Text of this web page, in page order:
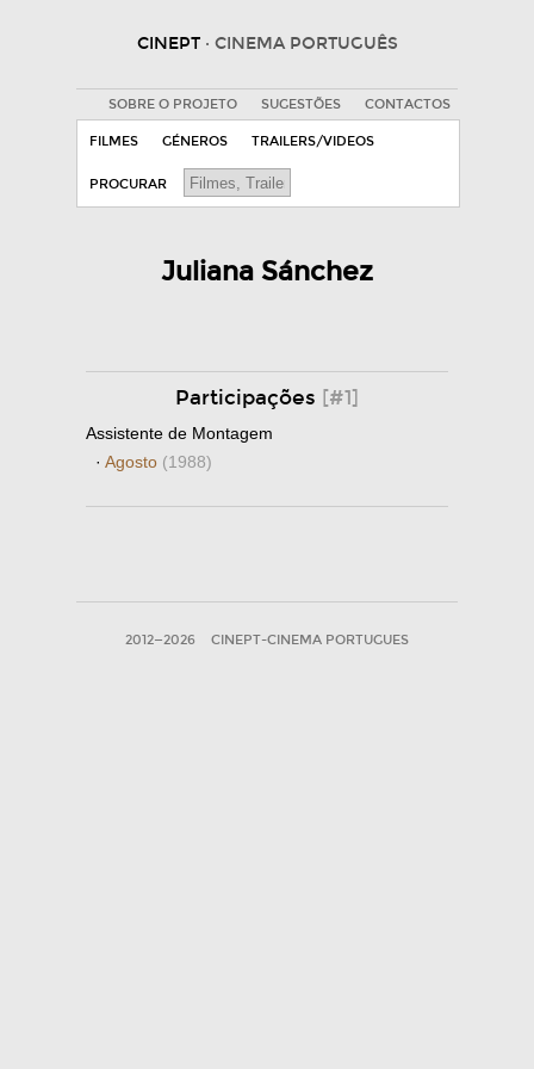
CINEPT · CINEMA PORTUGUÊS
SOBRE O PROJETO SUGESTÕES CONTACTOS
FILMES GÉNEROS TRAILERS/VIDEOS
PROCURAR
Juliana Sánchez
Participações [#1]
Assistente de Montagem
· Agosto (1988)
2012—2026 CINEPT-CINEMA PORTUGUES